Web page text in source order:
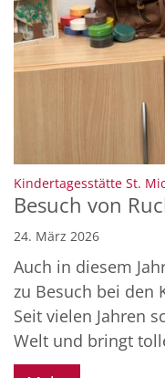
Kindertagesstätte St.
Besuch von
24. März 2026
Auch in diesem
zu Besuch bei den
Seit vielen Jahren
Welt und bringt